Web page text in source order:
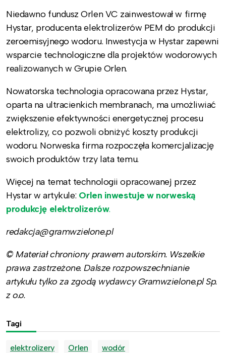
Niedawno fundusz Orlen VC zainwestował w firmę
Hystar, producenta elektrolizerów PEM do produkcji
zeroemisyjnego wodoru. Inwestycja w Hystar zapewni
wsparcie technologiczne dla projektów wodorowych
realizowanych w Grupie Orlen.
Nowatorska technologia opracowana przez Hystar,
oparta na ultracienkich membranach, ma umożliwiać
zwiększenie efektywności energetycznej procesu
elektrolizy, co pozwoli obniżyć koszty produkcji
wodoru. Norweska firma rozpoczęła komercjalizację
swoich produktów trzy lata temu.
Więcej na temat technologii opracowanej przez
Hystar w artykule: Orlen inwestuje w norweską
produkcję elektrolizerów.
redakcja@gramwzielone.pl
© Materiał chroniony prawem autorskim. Wszelkie
prawa zastrzeżone. Dalsze rozpowszechnianie
artykułu tylko za zgodą wydawcy Gramwzielone.pl Sp.
z o.o.
Tagi
elektrolizery Orlen wodór